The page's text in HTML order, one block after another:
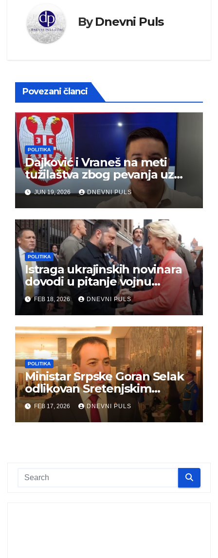
ByDnevni Puls
Povezani članci
POLITIKA
Dajković i Vraneš na meti
tužilaštva zbog pevanja uz
gusle
JUN 19, 2026 DNEVNI PULS
POLITIKA
Istraga ukrajinskih novinara
dovodi u pitanje vojnu
pomoć Kijevu – Vojna pomoć
skrenula sa puta!
FEB 18, 2026 DNEVNI PULS
POLITIKA
Ministar Srpske Goran Selak
odlikovan Sretenjskim
ordenom
FEB 17, 2026 DNEVNI PULS